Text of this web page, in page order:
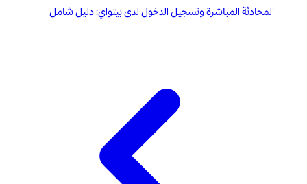
المحادثة المباشرة وتسجيل الدخول لدى بيتواي: دليل شامل